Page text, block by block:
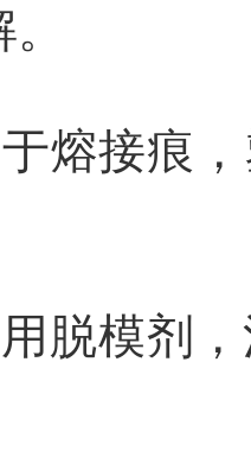
于熔接痕
用脱模剂